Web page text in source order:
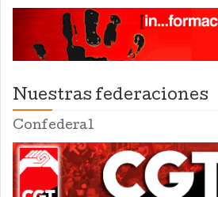
Nuestras federaciones
Confederal